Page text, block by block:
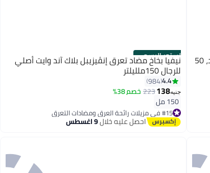
موود مزيل رائحة العرق مبيض بالفانيليا من مود، 50 الستور الرسمي
نيفيا بخاخ مضاد تعرق إنڤيزيبل بلاك آند وايت أصلي
للرجال 150ملليلتر
4.4
984
جنيه138
223خصم 38%
150 مل
#15 في مزيلات رائحة العرق ومضادات التعرق
توصيل مجاني
بتخلّص بسرعة
احصل عليه خلال9 اغسطس